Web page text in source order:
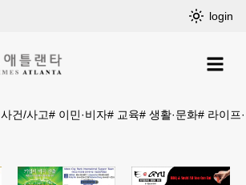
login
사건/사고# 이민·비자# 교육# 생활·문화# 라이프